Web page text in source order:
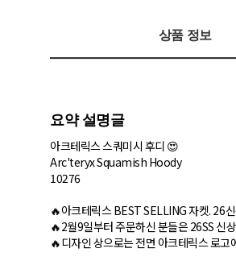
상품 정보
요약 설명글
아크테릭스 스쿼미시 후디 😍
Arc'teryx Squamish Hoody
10276
🔥아크테릭스 BEST SELLING 자켓. 26
🔥2월9일부터 주문하신 분들은 26SS 신
🔥디자인 상으로는 전면 아크테릭스 로